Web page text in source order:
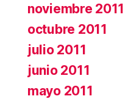
noviembre 2011
octubre 2011
julio 2011
junio 2011
mayo 2011